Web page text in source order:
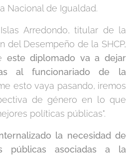
Nacional de Igualdad.
Arredondo, titular de la
del Desempeño de la SHCP,
este diplomado va a dejar
al funcionariado de la
esto vaya pasando, iremos
de género en lo que
políticas públicas".
la necesidad de
públicas asociadas a la